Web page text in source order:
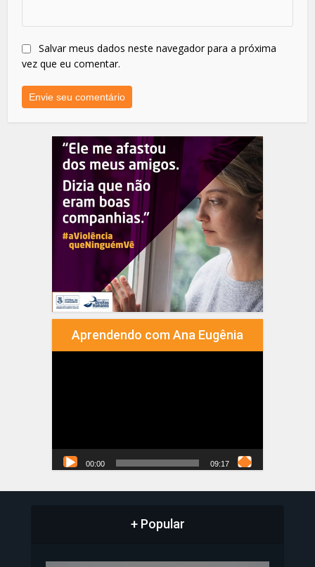
Salvar meus dados neste navegador para a próxima
vez que eu comentar.
Aprendendo com Ana Eugênia
00:00 09:17
+ Popular